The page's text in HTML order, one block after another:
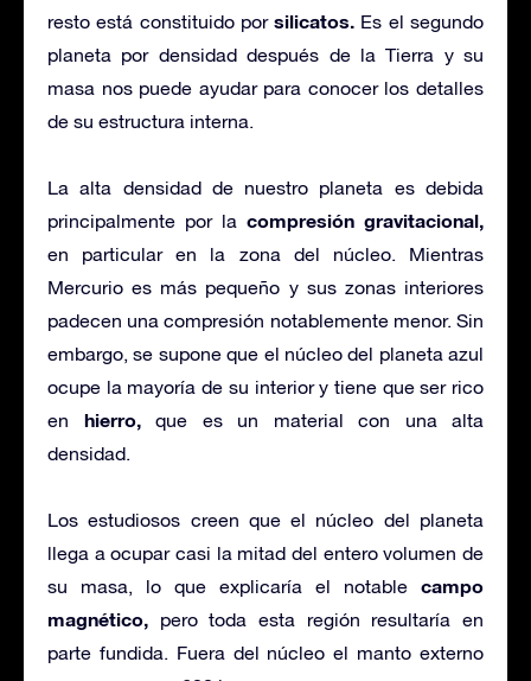
resto está constituido porsilicatos. Es el segundo
planeta por densidad después de la Tierra y su
masa nos puede ayudar para conocer los detalles
de su estructura interna.
La alta densidad de nuestro planeta es debida
principalmente por la compresión gravitacional,
en particular en la zona del núcleo. Mientras
Mercurio es más pequeño y sus zonas interiores
padecen una compresión notablemente menor. Sin
embargo, se supone que el núcleo del planeta azul
ocupe la mayoría de su interior y tiene que ser rico
en hierro,que es un material con una alta
densidad.
Los estudiosos creen que el núcleo del planeta
llega a ocupar casi la mitad del entero volumen de
su masa, lo que explicaría el notable campo
magnético, pero toda esta región resultaría en
parte fundida. Fuera del núcleo el manto externo